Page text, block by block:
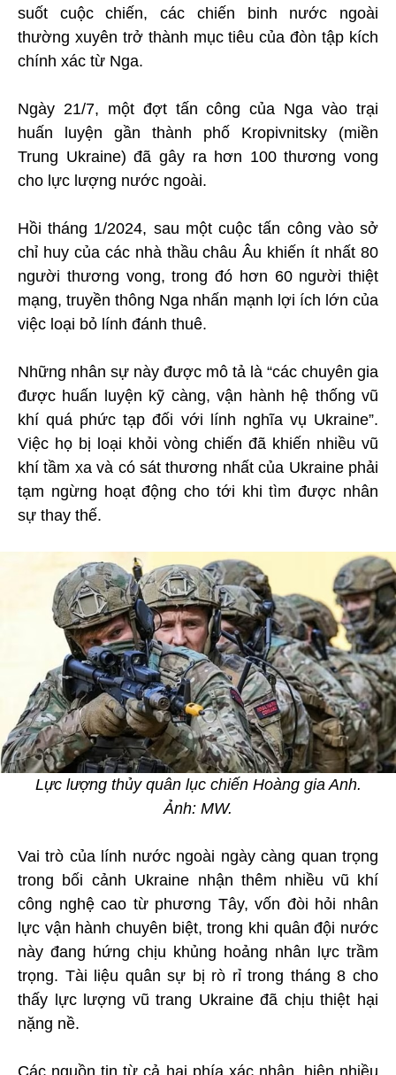
suốt cuộc chiến, các chiến binh nước ngoài
thường xuyên trở thành mục tiêu của đòn tập kích
chính xác từ Nga.
Ngày 21/7, một đợt tấn công của Nga vào trại
huấn luyện gần thành phố Kropivnitsky (miền
Trung Ukraine) đã gây ra hơn 100 thương vong
cho lực lượng nước ngoài.
Hồi tháng 1/2024, sau một cuộc tấn công vào sở
chỉ huy của các nhà thầu châu Âu khiến ít nhất 80
người thương vong, trong đó hơn 60 người thiệt
mạng, truyền thông Nga nhấn mạnh lợi ích lớn của
việc loại bỏ lính đánh thuê.
Những nhân sự này được mô tả là “các chuyên gia
được huấn luyện kỹ càng, vận hành hệ thống vũ
khí quá phức tạp đối với lính nghĩa vụ Ukraine”.
Việc họ bị loại khỏi vòng chiến đã khiến nhiều vũ
khí tầm xa và có sát thương nhất của Ukraine phải
tạm ngừng hoạt động cho tới khi tìm được nhân
sự thay thế.
Lực lượng thủy quân lục chiến Hoàng gia Anh.
Ảnh: MW.
Vai trò của lính nước ngoài ngày càng quan trọng
trong bối cảnh Ukraine nhận thêm nhiều vũ khí
công nghệ cao từ phương Tây, vốn đòi hỏi nhân
lực vận hành chuyên biệt, trong khi quân đội nước
này đang hứng chịu khủng hoảng nhân lực trầm
trọng. Tài liệu quân sự bị rò rỉ trong tháng 8 cho
thấy lực lượng vũ trang Ukraine đã chịu thiệt hại
nặng nề.
Các nguồn tin từ cả hai phía xác nhận, hiện nhiều